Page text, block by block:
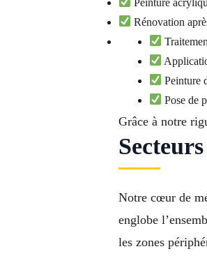
Rénovation
Peinture
Pose de
Grâce à notre
Notre cœur de
englobe
les zones